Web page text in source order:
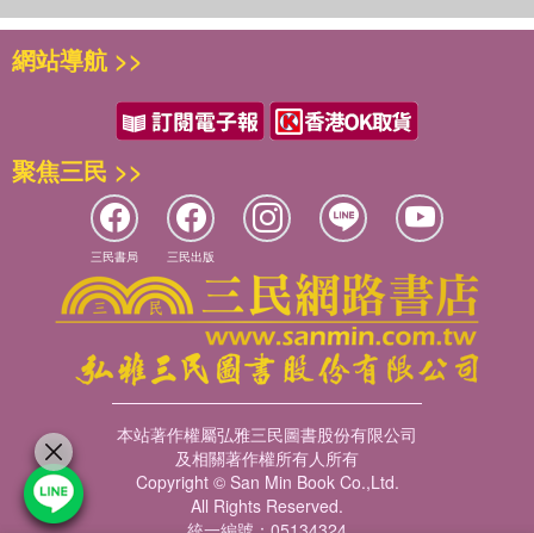
網站導航 >>
聚焦三民 >>
三民書局 三民出版
本站著作權屬弘雅三民圖書股份有限公司
及相關著作權所有人所有
Copyright © San Min Book Co.,Ltd.
All Rights Reserved.